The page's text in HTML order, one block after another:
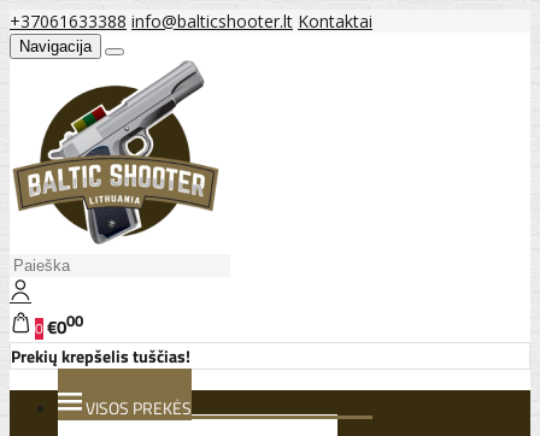
+37061633388 info@balticshooter.lt Kontaktai
Navigacija
0€000
Prekių krepšelis tuščias!
VISOS PREKĖS